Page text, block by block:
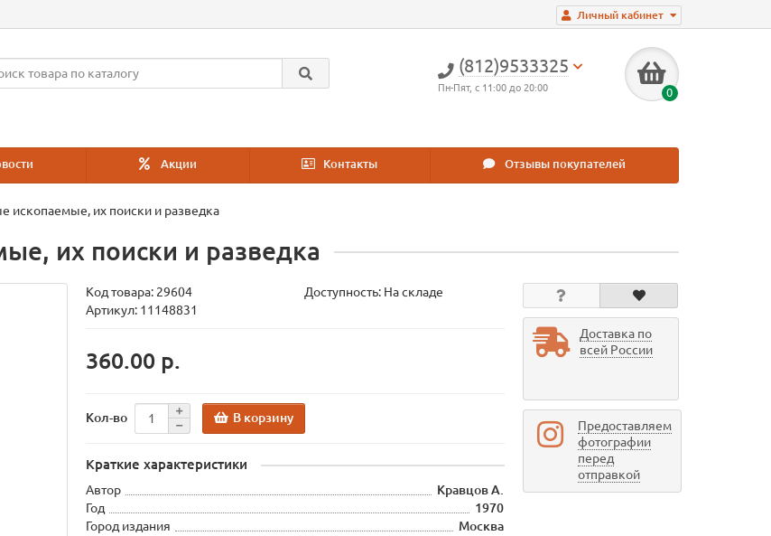
Личный кабинет
(812)9533325
Пн-Пят, с 11:00 до 20:00 0
Акции Контакты Отзывы покупателей
ископаемые, их поиски и разведка
их поиски и разведка
Код товара: 29604
Доступность: На складе
Артикул: 11148831
360.00 р.
Кол-во В корзину
Краткие характеристики
Автор
Кравцов А.
Год
1970
Город издания
Москва
Доставка по
всей России
Предоставляем
фотографии
перед
отправкой